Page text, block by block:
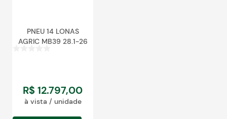
PNEU 14 LONAS
AGRIC MB39 28.1-26
R$ 12.797,00
à vista / unidade